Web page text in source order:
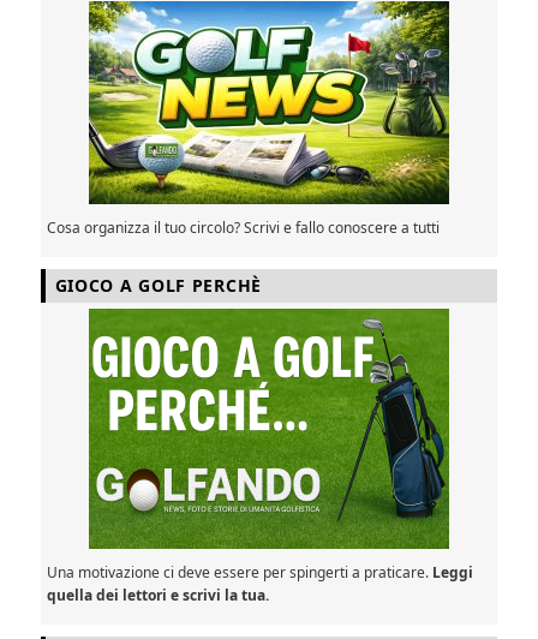
Cosa organizza il tuo circolo? Scrivi e fallo conoscere a tutti
GIOCO A GOLF PERCHÈ
Una motivazione ci deve essere per spingerti a praticare. Leggi
quella dei lettori e scrivi la tua.